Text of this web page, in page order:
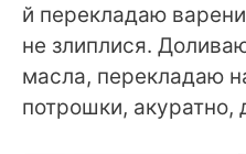
й перекладаю
не злиплися.
масла, перекладаю
потрошки, акуратно,